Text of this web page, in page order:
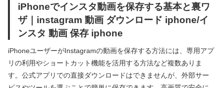
iPhoneでインスタ動画を保存する基本と裏ワ
ザ｜instagram 動画 ダウンロード iphone/イ
ンスタ 動画 保存 iphone
iPhoneユーザーがInstagramの動画を保存する方法には、専用アプ
リの利用やショートカット機能を活用する方法など複数ありま
す。公式アプリでの直接ダウンロードはできませんが、外部サー